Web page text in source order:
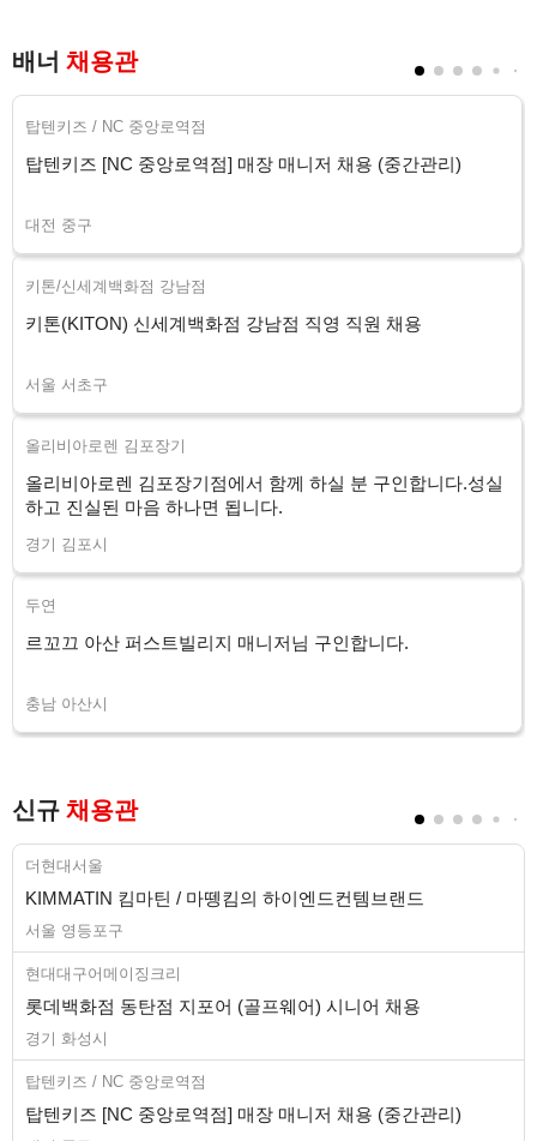
배너 채용관
탑텐키즈 / NC 중앙로역점
탑텐키즈 [NC 중앙로역점] 매장 매니저 채용 (중간관리)
대전 중구
키톤/신세계백화점 강남점
키톤(KITON) 신세계백화점 강남점 직영 직원 채용
서울 서초구
올리비아로렌 김포장기
올리비아로렌 김포장기점에서 함께 하실 분 구인합니다.성실
하고 진실된 마음 하나면 됩니다.
경기 김포시
두연
르꼬끄 아산 퍼스트빌리지 매니저님 구인합니다.
충남 아산시
신규 채용관
더현대서울
KIMMATIN 킴마틴 / 마뗑킴의 하이엔드컨템브랜드
서울 영등포구
현대대구어메이징크리
롯데백화점 동탄점 지포어 (골프웨어) 시니어 채용
경기 화성시
탑텐키즈 / NC 중앙로역점
탑텐키즈 [NC 중앙로역점] 매장 매니저 채용 (중간관리)